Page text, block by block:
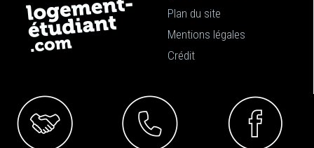
Plan du site
Mentions légales
Crédit